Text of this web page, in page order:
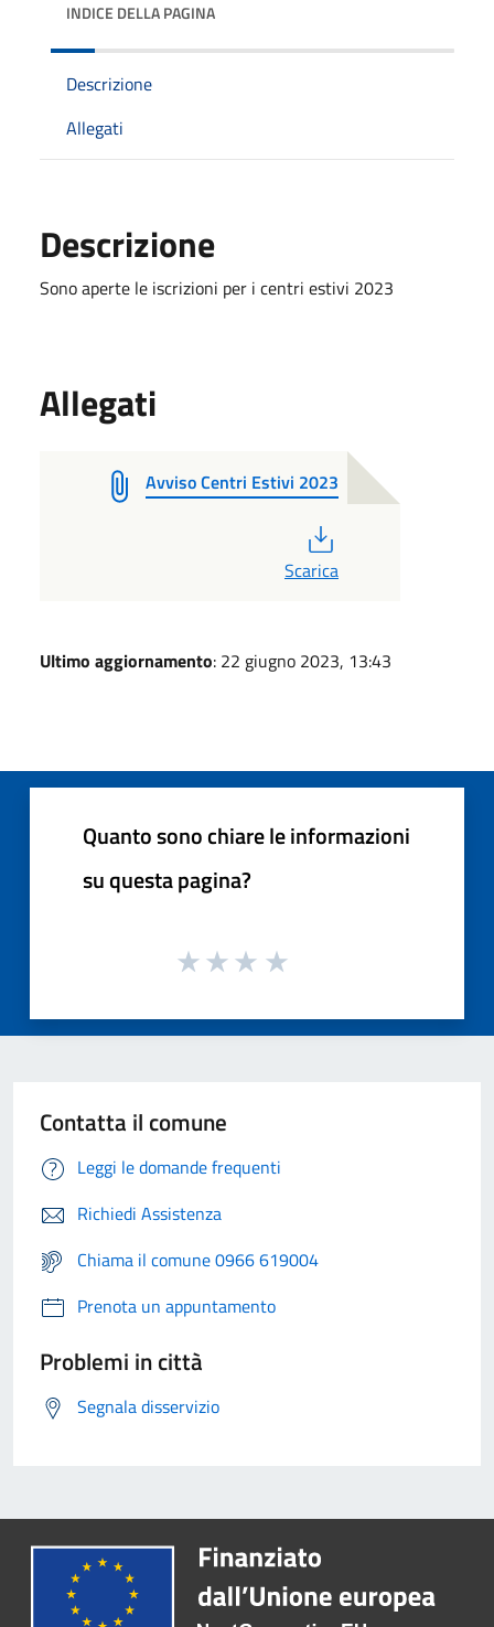
INDICE DELLA PAGINA
Descrizione
Allegati
Descrizione
Sono aperte le iscrizioni per i centri estivi 2023
Allegati
Avviso Centri Estivi 2023
Scarica
Ultimo aggiornamento: 22 giugno 2023, 13:43
Quanto sono chiare le informazioni
su questa pagina?
Contatta il comune
Leggi le domande frequenti
Richiedi Assistenza
Chiama il comune 0966 619004
Prenota un appuntamento
Problemi in città
Segnala disservizio